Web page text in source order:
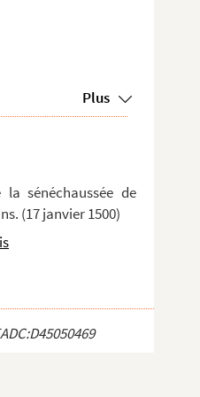
Plus
sénéchaussée de
(17 janvier 1500)